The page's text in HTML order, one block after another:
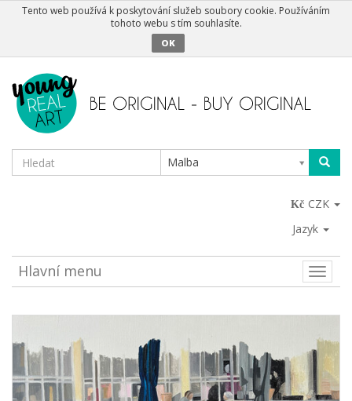
Tento web používá k poskytování služeb soubory cookie. Používáním
tohoto webu s tím souhlasíte.
OK
Malba
CZK
Jazyk
Toggle
Hlavní menu